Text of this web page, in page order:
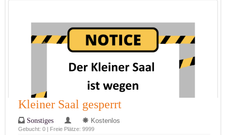
Kleiner Saal gesperrt
Sonstiges Kostenlos
Gebucht: 0 | Freie Plätze: 9999